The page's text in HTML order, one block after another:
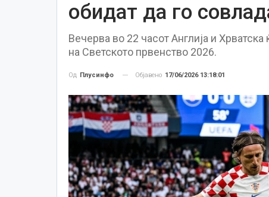
обидат да го
Вечерва во 22 часот Англија и
на Светското првенство 2026.
Од Плусинфо Објавено 17/06/2026 13:18:01